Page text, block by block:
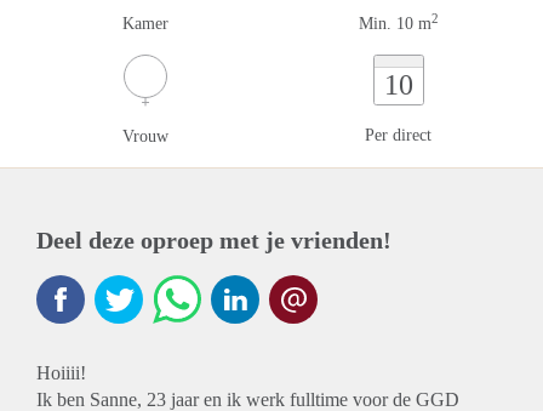
Kamer Min. 10 m2
Vrouw
10
Per direct
Deel deze oproep met je vrienden!
Hoiiii!
Ik ben Sanne, 23 jaar en ik werk fulltime voor de GGD